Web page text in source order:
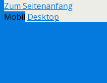
Zum Seitenanfang
Mobil Desktop